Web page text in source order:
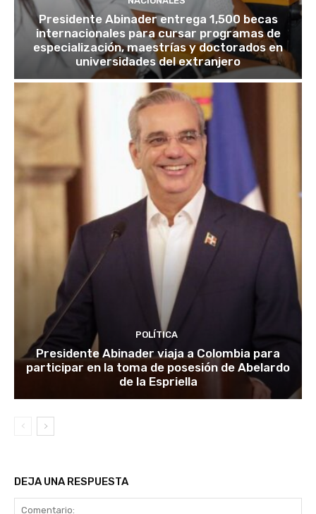
Presidente Abinader entrega 1,500 becas
internacionales para cursar programas de
especialización, maestrías y doctorados en
universidades del extranjero
POLÍTICA
Presidente Abinader viaja a Colombia para
participar en la toma de posesión de Abelardo
de la Espriella
DEJA UNA RESPUESTA